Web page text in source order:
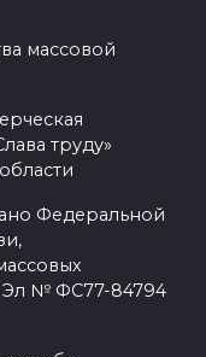
массовой
труду»
Федеральной
Эл № ФС77-84794